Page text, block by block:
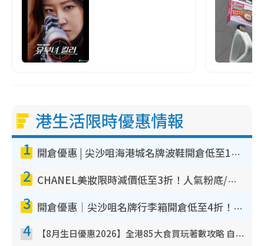
港生活限時優惠情報
1 開倉優惠 | 尖沙咀海港城名牌波鞋開倉低至1折！On鞋$899起／Joy&Peace鞋履$98起
2 CHANEL美妝限時減價低至3折！人氣粉底/唇膏/精華液低至$275！COCO香水都有平
3 開倉優惠｜尖沙咀名牌行李箱開倉低至4折！一連5日 American Tourister/ace./Hallmark $200起！
4 【8月生日優惠2026】全港85大食買玩著數攻略 自助餐/火鍋放題同行免費＋誠品/DONKI送現金券